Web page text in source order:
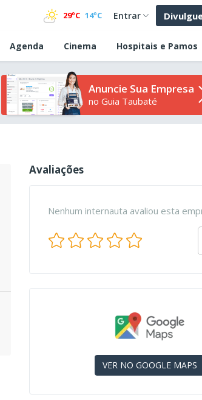
29ºC 14ºC Entrar
Agenda Cinema Hospitais e Pamos
Anuncie Sua Empresa
no Guia Taubaté
Avaliações
Nenhum internauta avaliou esta
VER NO GOOGLE MAPS